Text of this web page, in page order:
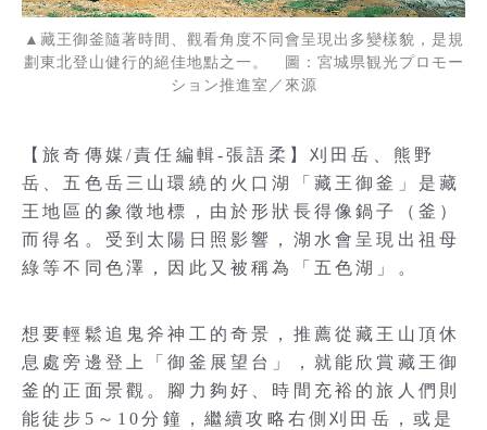
▲藏王御釜隨著時間、觀看角度不同會呈現出多變樣貌，是規
劃東北登山健行的絕佳地點之一。 圖：宮城県観光プロモー
ション推進室／來源
【旅奇傳媒/責任編輯-張語柔】刈田岳、熊野
岳、五色岳三山環繞的火口湖「藏王御釜」是藏
王地區的象徵地標，由於形狀長得像鍋子（釜）
而得名。受到太陽日照影響，湖水會呈現出祖母
綠等不同色澤，因此又被稱為「五色湖」。
想要輕鬆追鬼斧神工的奇景，推薦從藏王山頂休
息處旁邊登上「御釜展望台」，就能欣賞藏王御
釜的正面景觀。腳力夠好、時間充裕的旅人們則
能徒步5～10分鐘，繼續攻略右側刈田岳，或是